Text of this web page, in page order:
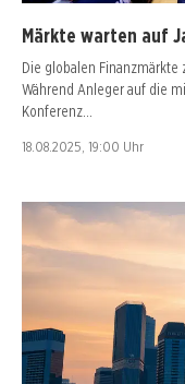
Märkte warten auf
Die globalen Finanzmärkte
Während Anleger auf die
Konferenz…
18.08.2025, 19:00 Uhr